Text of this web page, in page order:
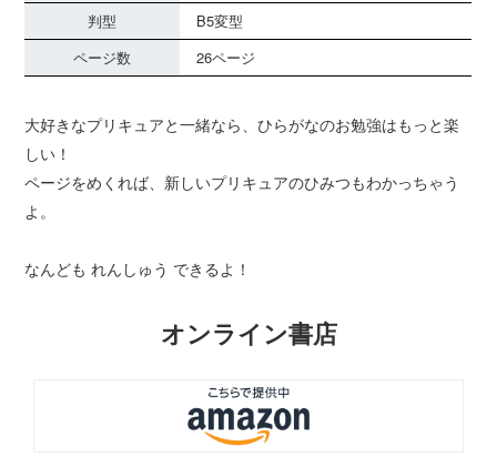
判型
B5変型
ページ数
26ページ
大好きなプリキュアと一緒なら、ひらがなのお勉強はもっと楽
しい！
ページをめくれば、新しいプリキュアのひみつもわかっちゃう
よ。
なんども れんしゅう できるよ！
オンライン書店